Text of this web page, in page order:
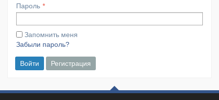
Пароль
Запомнить меня
Забыли пароль?
Войти Регистрация